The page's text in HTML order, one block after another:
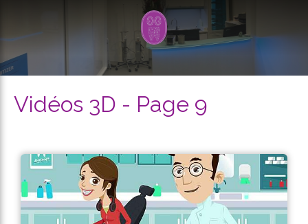
Vidéos 3D - Page 9